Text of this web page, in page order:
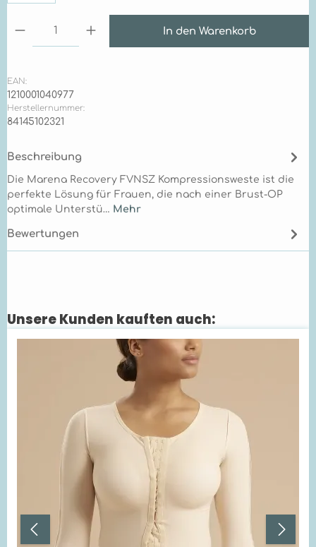
Produkt Anzahl: Gib den gewünschten Wert
In den Warenkorb
EAN:
1210001040977
Herstellernummer:
84145102321
Beschreibung
Die Marena Recovery FVNSZ Kompressionsweste ist die
perfekte Lösung für Frauen, die nach einer Brust-OP
optimale Unterstü… Mehr
Bewertungen
Produktgalerie überspringen
Unsere Kunden kauften auch: